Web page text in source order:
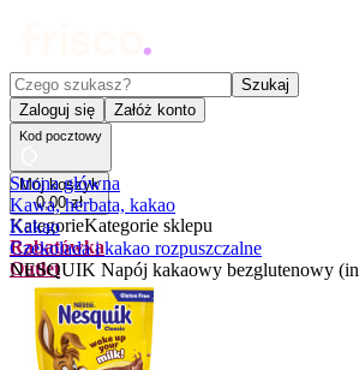
Czego szukasz?
Szukaj
Zaloguj się
Załóż konto
Kod pocztowy
Mój koszyk
0,00 zł
KategorieKategorie sklepu
Rabatówka
Outlet
Promocje
Nowości
Kupony
Dla Biura
Strona główna
Kawa, herbata, kakao
Kakao
Czekolada i kakao rozpuszczalne
NESQUIK Napój kakaowy bezglutenowy